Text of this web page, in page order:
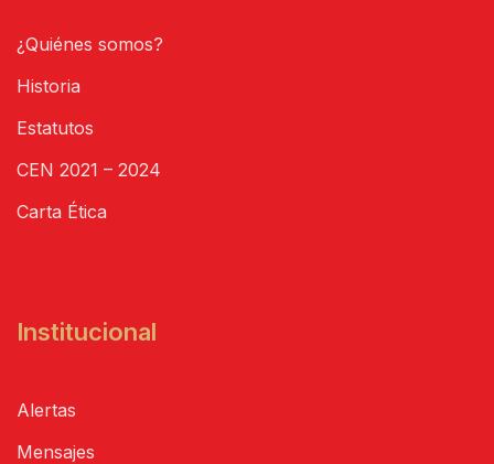
¿Quiénes somos?
Historia
Estatutos
CEN 2021 – 2024
Carta Ética
Institucional
Alertas
Mensajes